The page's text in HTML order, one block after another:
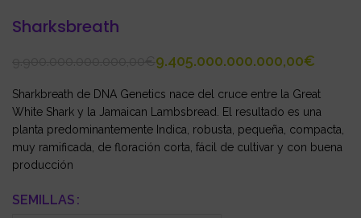
Sharksbreath
9.405.000.000.000,00€
Sharkbreath de DNA Genetics nace del cruce entre la Great
White Shark y la Jamaican Lambsbread. El resultado es una
planta predominantemente Indica, robusta, pequeña, compacta,
muy ramificada, de floración corta, fácil de cultivar y con buena
producción
SEMILLAS